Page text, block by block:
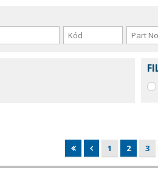
1 2 3